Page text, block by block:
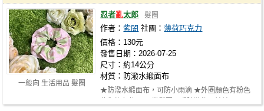
一般向 生活用品 髮圈
忍者亂太郎 髮圈
作者：紫闇 社團：薄荷巧克力
價格：130元
發售日期：2026-07-25
尺寸：約14公分
材質：防潑水緞面布
★防潑水緞面布，可防小雨滴 ★外圈顏色有粉色